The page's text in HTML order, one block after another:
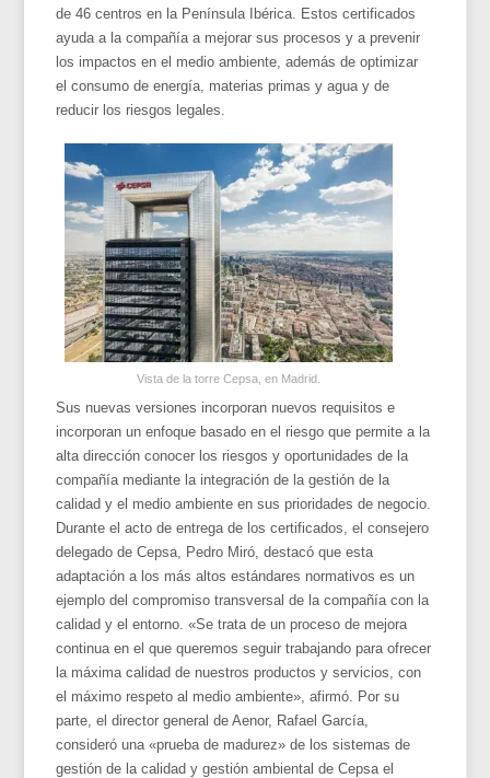
de 46 centros en la Península Ibérica. Estos certificados
ayuda a la compañía a mejorar sus procesos y a prevenir
los impactos en el medio ambiente, además de optimizar
el consumo de energía, materias primas y agua y de
reducir los riesgos legales.
Vista de la torre Cepsa, en Madrid.
Sus nuevas versiones incorporan nuevos requisitos e
incorporan un enfoque basado en el riesgo que permite a la
alta dirección conocer los riesgos y oportunidades de la
compañía mediante la integración de la gestión de la
calidad y el medio ambiente en sus prioridades de negocio.
Durante el acto de entrega de los certificados, el consejero
delegado de Cepsa, Pedro Miró, destacó que esta
adaptación a los más altos estándares normativos es un
ejemplo del compromiso transversal de la compañía con la
calidad y el entorno. «Se trata de un proceso de mejora
continua en el que queremos seguir trabajando para ofrecer
la máxima calidad de nuestros productos y servicios, con
el máximo respeto al medio ambiente», afirmó. Por su
parte, el director general de Aenor, Rafael García,
consideró una «prueba de madurez» de los sistemas de
gestión de la calidad y gestión ambiental de Cepsa el